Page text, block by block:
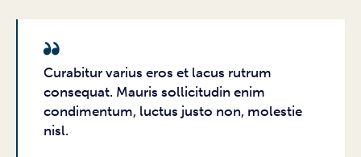
Curabitur varius eros et lacus rutrum
consequat. Mauris sollicitudin enim
condimentum, luctus justo non, molestie
nisl.